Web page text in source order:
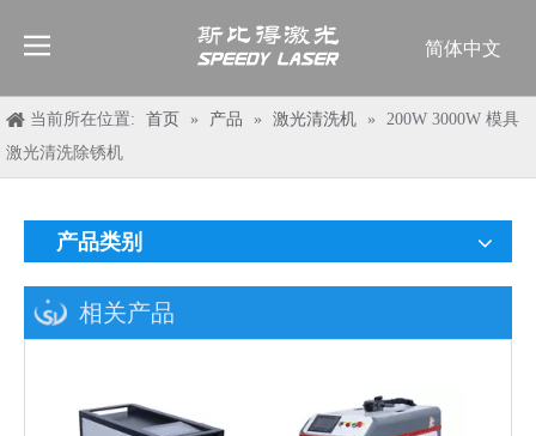
简体中文
العربية
Pусский
Español
Deutsch
Italiano
当前所在位置: 首页 » 产品 » 激光清洗机 »
200W 3000W 模具
激光清洗除锈机
产品类别
相关产品